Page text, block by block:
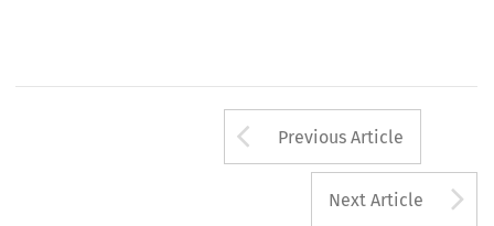
Arrow button
Previous Article
Next Article